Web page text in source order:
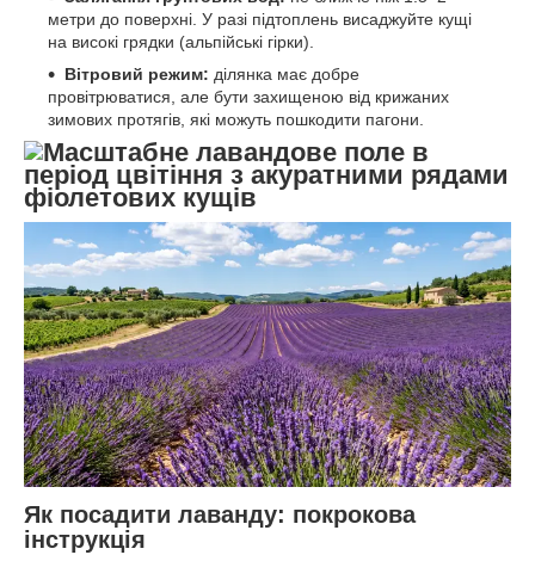
метри до поверхні. У разі підтоплень висаджуйте кущі
на високі грядки (альпійські гірки).
Вітровий режим: ділянка має добре
провітрюватися, але бути захищеною від крижаних
зимових протягів, які можуть пошкодити пагони.
Як посадити лаванду: покрокова
інструкція